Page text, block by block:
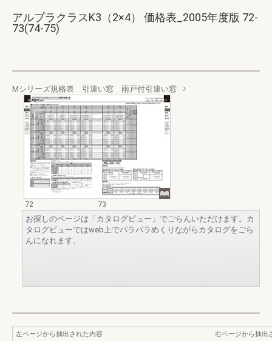
アルプラクラスK3（2×4） 価格表_2005年度版 72-
73(74-75)
Mシリーズ規格表 引違い窓 雨戸付引違い窓
72
73
お探しのページは「カタログビュー」でごらんいただけます。カ
タログビューではweb上でパラパラめくりながらカタログをごら
んになれます。
左ページから抽出された内容
右ページから抽出